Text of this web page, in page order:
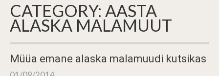
CATEGORY: AASTA
ALASKA MALAMUUT
Müüa emane alaska malamuudi kutsikas